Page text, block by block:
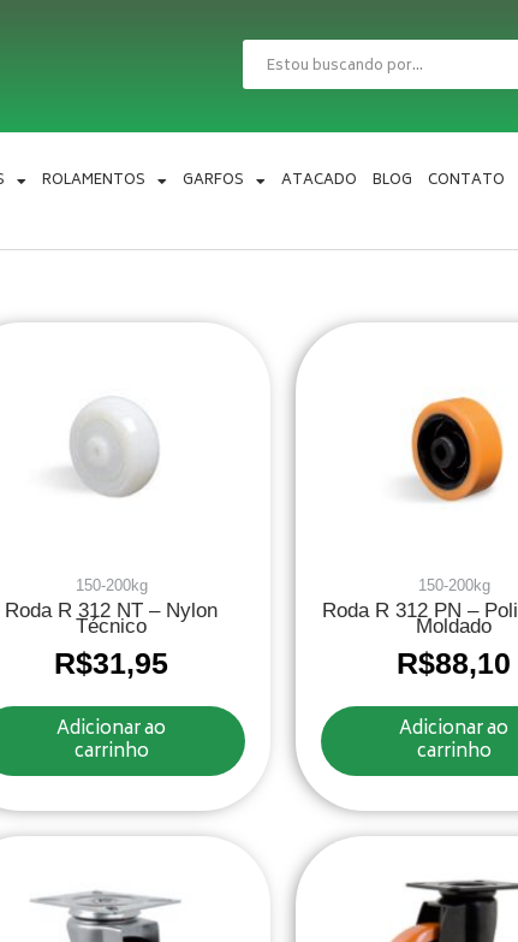
Pesquisar
ROLAMENTOS GARFOS ATACADO BLOG CONTATO
150-200kg
Roda R 312 NT – Nylon
Técnico
R$31,95
Adicionar ao
carrinho
150-200kg
Roda R 312 PN –
Moldado
R$88,10
Adicionar ao
carrinho